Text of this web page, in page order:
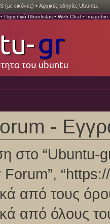
(με εικόνες) • Αρχικές οδηγίες Ubuntu.
• Περιοδικό Ubuntistas • Web Chat • Imagebin
-
“Ubuntu-gr
από τους
από όλους